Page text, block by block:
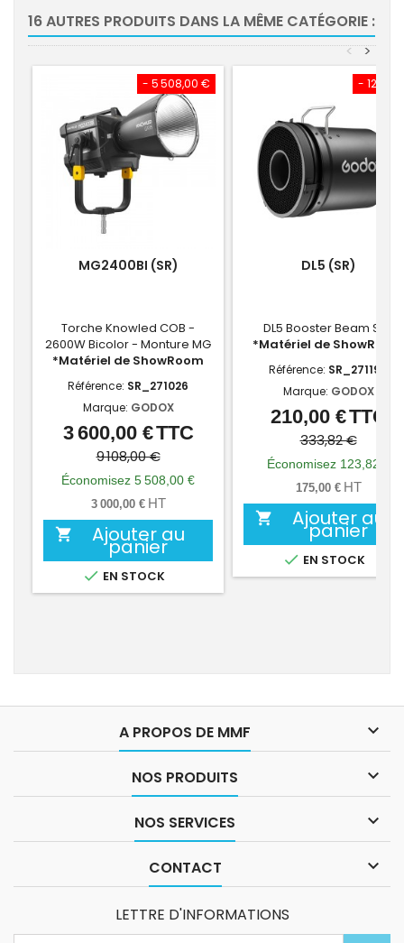
16 AUTRES PRODUITS DANS LA MÊME CATÉGORIE :
>
<
- 5 508,00 €
MG2400BI (SR)
Torche Knowled COB -
2600W Bicolor - Monture MG
*Matériel de ShowRoom
Référence: SR_271026
Marque: GODOX
Prix
Prix
de
base
3 600,00 €TTC
9 108,00 €
Économisez 5 508,00 €
3 000,00 € HT
 Ajouter au
panier
 EN STOCK
- 123,82
DL5 (SR)
DL5 Booster Beam S60
*Matériel de ShowRoom
Référence: SR_271196
Marque: GODOX
Prix
Prix
de
base
210,00 €TTC
333,82 €
Économisez 123,82 €
175,00 € HT
 Ajouter au
panier
 EN STOCK
A PROPOS DE MMF 
NOS PRODUITS 
NOS SERVICES 
CONTACT 
LETTRE D'INFORMATIONS